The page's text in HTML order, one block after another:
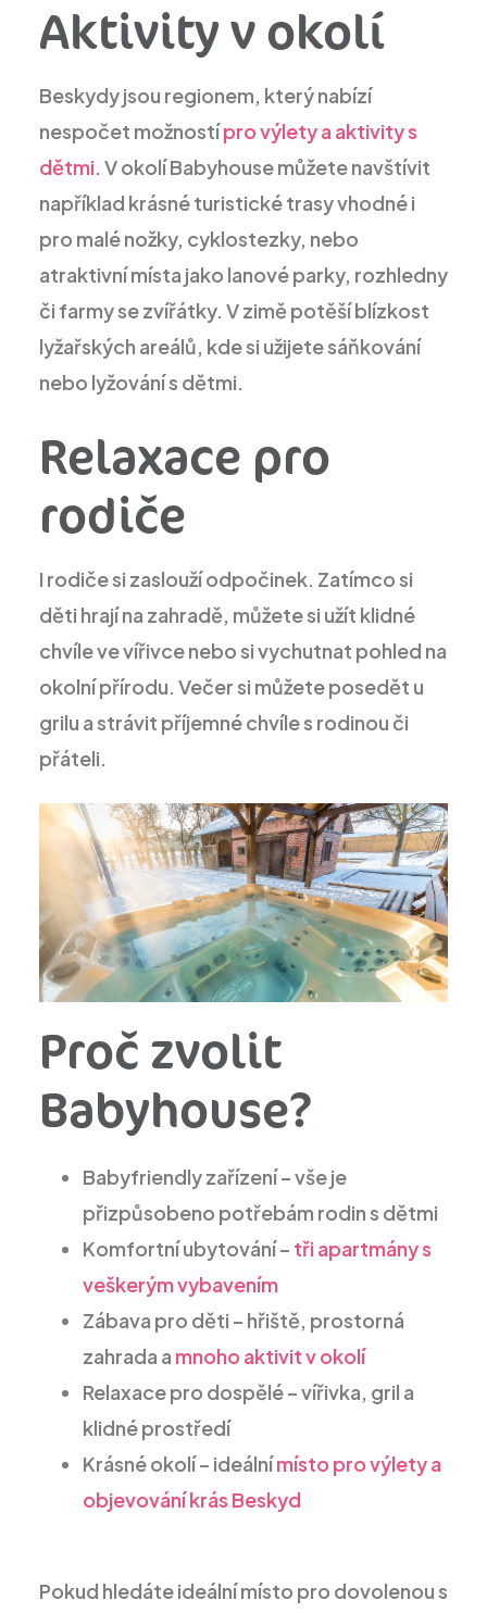
Aktivity v okolí
Beskydy jsou regionem, který nabízí
nespočet možnostípro výlety a aktivity s
dětmi. V okolí Babyhouse můžete navštívit
například krásné turistické trasy vhodné i
pro malé nožky, cyklostezky, nebo
atraktivní místa jako lanové parky, rozhledny
či farmy se zvířátky. V zimě potěší blízkost
lyžařských areálů, kde si užijete sáňkování
nebo lyžování s dětmi.
Relaxace pro
rodiče
I rodiče si zaslouží odpočinek. Zatímco si
děti hrají na zahradě, můžete si užít klidné
chvíle ve vířivce nebo si vychutnat pohled na
okolní přírodu. Večer si můžete posedět u
grilu a strávit příjemné chvíle s rodinou či
přáteli.
Proč zvolit
Babyhouse?
Babyfriendly zařízení – vše je
přizpůsobeno potřebám rodin s dětmi
Komfortní ubytování – tři apartmány s
veškerým vybavením
Zábava pro děti – hřiště, prostorná
zahrada a mnoho aktivit v okolí
Relaxace pro dospělé – vířivka, gril a
klidné prostředí
Krásné okolí – ideálnímísto pro výlety a
objevování krás Beskyd
Pokud hledáte ideální místo pro dovolenou s